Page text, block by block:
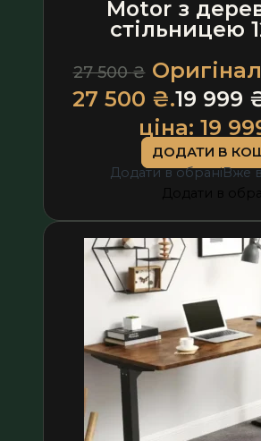
Motor з
стільницею
27 500₴
27 500 ₴.19 999
ціна: 19
ДОДАТИ В
Додати в обраніВже